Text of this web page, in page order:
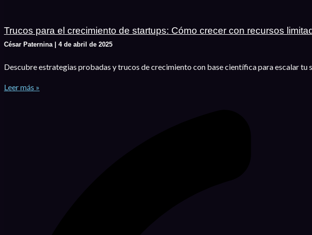
Trucos para el crecimiento de startups: Cómo crecer con recursos
César Paternina 4 de abril de 2025
Descubre estrategias probadas y trucos de crecimiento con base científica para escalar
Leer más »